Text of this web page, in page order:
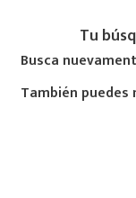
Tu
Busca
También